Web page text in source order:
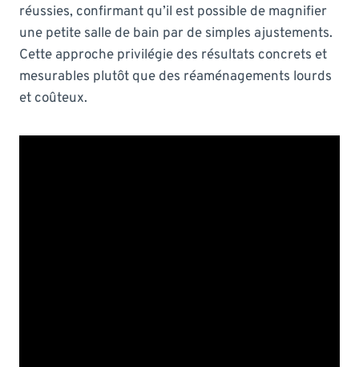
réussies, confirmant qu’il est possible de magnifier
une petite salle de bain par de simples ajustements.
Cette approche privilégie des résultats concrets et
mesurables plutôt que des réaménagements lourds
et coûteux.